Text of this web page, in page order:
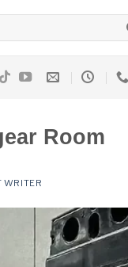
Room
WRITER